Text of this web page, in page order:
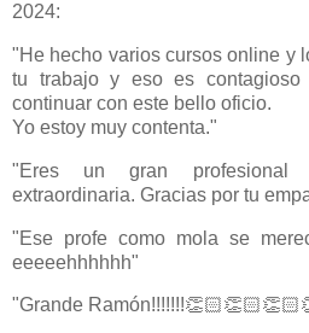
2024:
"He hecho varios cursos online y
tu trabajo y eso es
continuar con este bello oficio.
Yo estoy muy contenta."
"Eres un gran profesional
extraordinaria. Gracias por tu
"Ese profe como mola se
eeeeehhhhhh"
"Grande